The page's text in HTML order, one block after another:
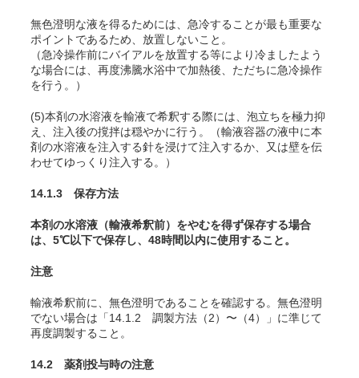
無色澄明な液を得るためには、急冷することが最も重要な
ポイントであるため、放置しないこと。
（急冷操作前にバイアルを放置する等により冷ましたよう
な場合には、再度沸騰水浴中で加熱後、ただちに急冷操作
を行う。）
(5)本剤の水溶液を輸液で希釈する際には、泡立ちを極力抑
え、注入後の撹拌は穏やかに行う。（輸液容器の液中に本
剤の水溶液を注入する針を浸けて注入するか、又は壁を伝
わせてゆっくり注入する。）
14.1.3 保存方法
本剤の水溶液（輸液希釈前）をやむを得ず保存する場合
は、5℃以下で保存し、48時間以内に使用すること。
注意
輸液希釈前に、無色澄明であることを確認する。無色澄明
でない場合は「14.1.2 調製方法（2）〜（4）」に準じて
再度調製すること。
14.2 薬剤投与時の注意